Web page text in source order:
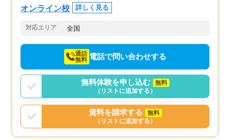
つ成績も上がり、苦手意識も無くなっ
てきたので、さらに苦手な数学も追加
でお願いしました。来年の高校受験に
オンライン校 詳しく見る
対応エリア 全国
通話
無料 電話で問い合わせする
無料体験を申し込む
無料
（リストに追加する）
資料を請求する
無料
（リストに追加する）